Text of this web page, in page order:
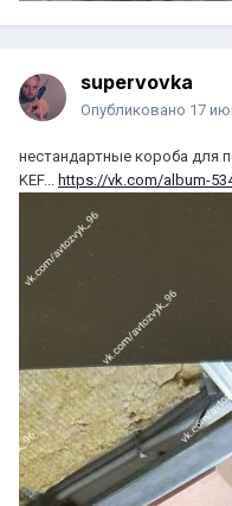
supervovka
Опубликовано 17
нестандартные короба для
KEF... https://vk.com/album-